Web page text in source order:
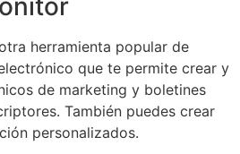
herramienta popular de
que te permite crear y
de marketing y boletines
También puedes crear
personalizados.